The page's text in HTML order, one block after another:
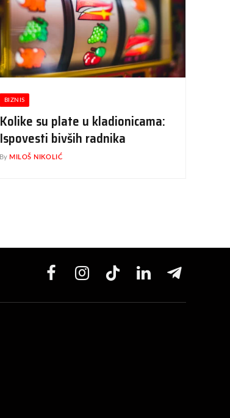
BIZNIS
Kolike su plate u kladionicama:
Ispovesti bivših radnika
By MILOŠ NIKOLIĆ
FacebookInstagramTikTok LinkedInTelegram